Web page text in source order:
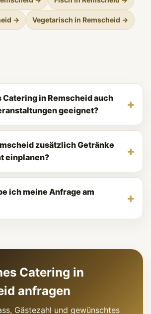
→ Vegetarisch in Remscheid →
in Remscheid auch
geeignet?
zusätzlich Getränke
einplanen?
ich meine Anfrage am
Catering in
anfragen
Gästezahl und gewünschtes